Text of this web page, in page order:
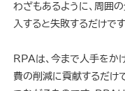
わざもあるように、周囲
入すると失敗するだけです
RPAは、今まで人手をか
費の削減に貢献するだけ